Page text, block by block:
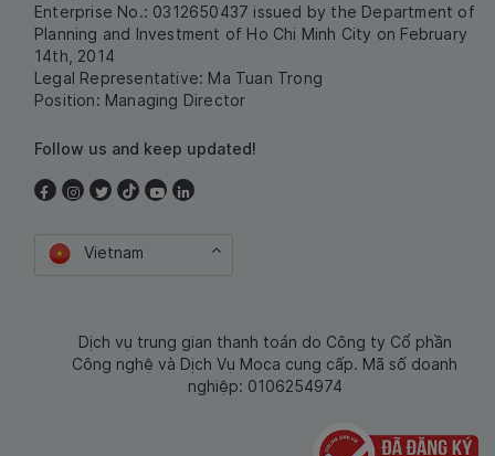
Enterprise No.: 0312650437 issued by the Department of
Planning and Investment of Ho Chi Minh City on February
14th, 2014
Legal Representative: Ma Tuan Trong
Position: Managing Director
Follow us and keep updated!
Vietnam
Dịch vụ trung gian thanh toán do Công ty Cổ phần
Công nghệ và Dịch Vụ Moca cung cấp. Mã số doanh
nghiệp: 0106254974